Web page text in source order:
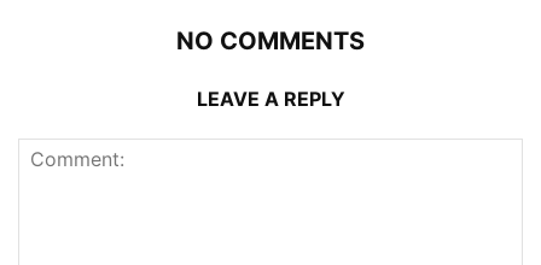
NO COMMENTS
LEAVE A REPLY